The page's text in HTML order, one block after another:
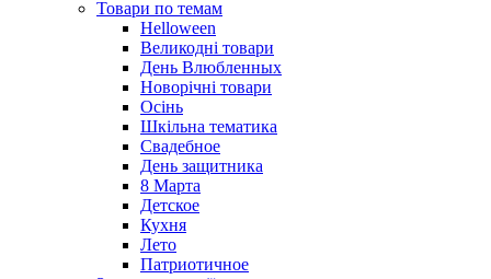
Товари по темам
Helloween
Великодні товари
День Влюбленных
Новорічні товари
Осінь
Шкільна тематика
Свадебное
День защитника
8 Марта
Детское
Кухня
Лето
Патриотичное